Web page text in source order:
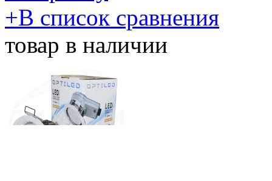
​+В список сравнения
товар в наличии